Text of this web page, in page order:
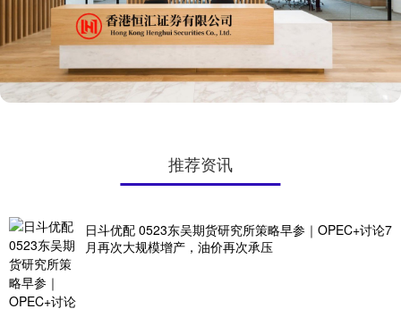
推荐资讯
日斗优配 0523东吴期货研究所策略早参｜OPEC+讨论7
月再次大规模增产，油价再次承压